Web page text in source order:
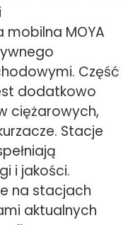
MOYA
Część
dodatkowo
ciężarowych,
Stacje
i jakości.
na stacjach
aktualnych